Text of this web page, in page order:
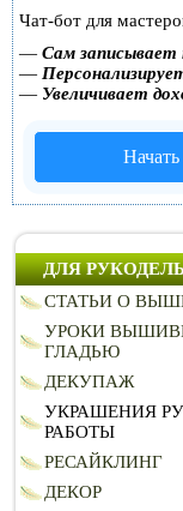
Чат-бот для
— Сам записывает
—
— Увеличивает
Начать
ДЛЯ
СТАТЬИ О
УРОКИ
ГЛАДЬЮ
ДЕКУПАЖ
УКРАШЕНИЯ
РАБОТЫ
РЕСАЙКЛИНГ
ДЕКОР